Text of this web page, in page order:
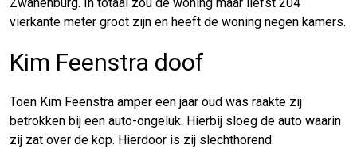
vierkante meter groot zijn en heeft de woning negen kamers.
Kim Feenstra doof
Toen Kim Feenstra amper een jaar oud was raakte zij
betrokken bij een auto-ongeluk. Hierbij sloeg de auto waarin
zij zat over de kop. Hierdoor is zij slechthorend.